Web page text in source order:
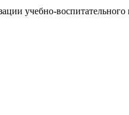
учебно-воспитательного